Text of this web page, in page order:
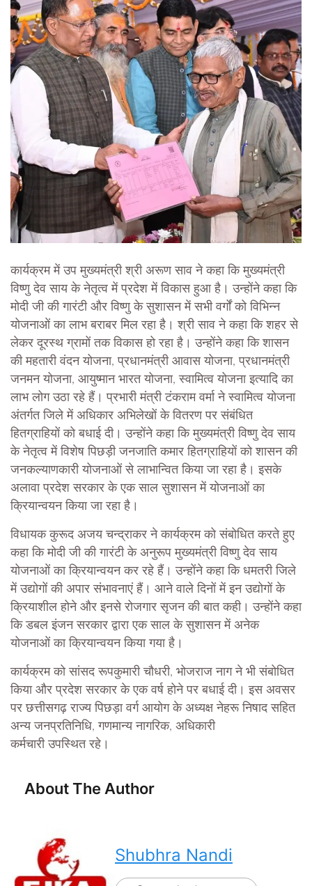
कार्यक्रम में उप मुख्यमंत्री श्री अरूण साव ने कहा कि मुख्यमंत्री
विष्णु देव साय के नेतृत्व में प्रदेश में विकास हुआ है। उन्होंने कहा कि
मोदी जी की गारंटी और विष्णु के सुशासन में सभी वर्गों को विभिन्न
योजनाओं का लाभ बराबर मिल रहा है। श्री साव ने कहा कि शहर से
लेकर दूरस्थ ग्रामों तक विकास हो रहा है। उन्होंने कहा कि शासन
की महतारी वंदन योजना, प्रधानमंत्री आवास योजना, प्रधानमंत्री
जनमन योजना, आयुष्मान भारत योजना, स्वामित्व योजना इत्यादि का
लाभ लोग उठा रहे हैं। प्रभारी मंत्री टंकराम वर्मा ने स्वामित्व योजना
अंतर्गत जिले में अधिकार अभिलेखों के वितरण पर संबंधित
हितग्राहियों को बधाई दी। उन्होंने कहा कि मुख्यमंत्री विष्णु देव साय
के नेतृत्व में विशेष पिछड़ी जनजाति कमार हितग्राहियों को शासन की
जनकल्याणकारी योजनाओं से लाभान्वित किया जा रहा है। इसके
अलावा प्रदेश सरकार के एक साल सुशासन में योजनाओं का
क्रियान्वयन किया जा रहा है।
विधायक कुरूद अजय चन्द्राकर ने कार्यक्रम को संबोधित करते हुए
कहा कि मोदी जी की गारंटी के अनुरूप मुख्यमंत्री विष्णु देव साय
योजनाओं का क्रियान्वयन कर रहे हैं। उन्होंने कहा कि धमतरी जिले
में उद्योगों की अपार संभावनाएं हैं। आने वाले दिनों में इन उद्योगों के
क्रियाशील होने और इनसे रोजगार सृजन की बात कही। उन्होंने कहा
कि डबल इंजन सरकार द्वारा एक साल के सुशासन में अनेक
योजनाओं का क्रियान्वयन किया गया है।
कार्यक्रम को सांसद रूपकुमारी चौधरी, भोजराज नाग ने भी संबोधित
किया और प्रदेश सरकार के एक वर्ष होने पर बधाई दी। इस अवसर
पर छत्तीसगढ़ राज्य पिछड़ा वर्ग आयोग के अध्यक्ष नेहरू निषाद सहित
अन्य जनप्रतिनिधि, गणमान्य नागरिक, अधिकारी
कर्मचारी उपस्थित रहे।
About The Author
Shubhra Nandi